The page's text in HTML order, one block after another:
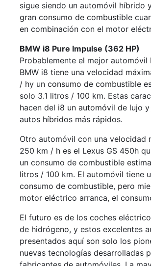
sigue siendo un automóvil híbrido
gran consumo de combustible
en combinación con el motor
BMW i8 Pure Impulse (362 HP)
Probablemente el mejor automóvil
BMW i8 tiene una velocidad
/ hy un consumo de combustible
solo 3.1 litros / 100 km. Estas
hacen del i8 un automóvil de lujo
autos híbridos más rápidos.
Otro automóvil con una velocidad
250 km / h es el Lexus GS 450h
un consumo de combustible
litros / 100 km. El automóvil tiene
consumo de combustible, pero
motor eléctrico arranca, el
El futuro es de los coches
de hidrógeno, y estos excelentes
presentados aquí son solo los
nuevas tecnologías desarrolladas